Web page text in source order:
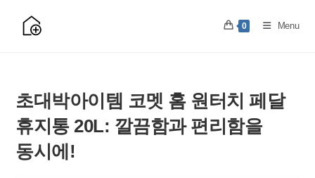
0 Menu
초대박아이템 코멧 홈 원터치 페달
휴지통 20L: 깔끔함과 편리함을
동시에!